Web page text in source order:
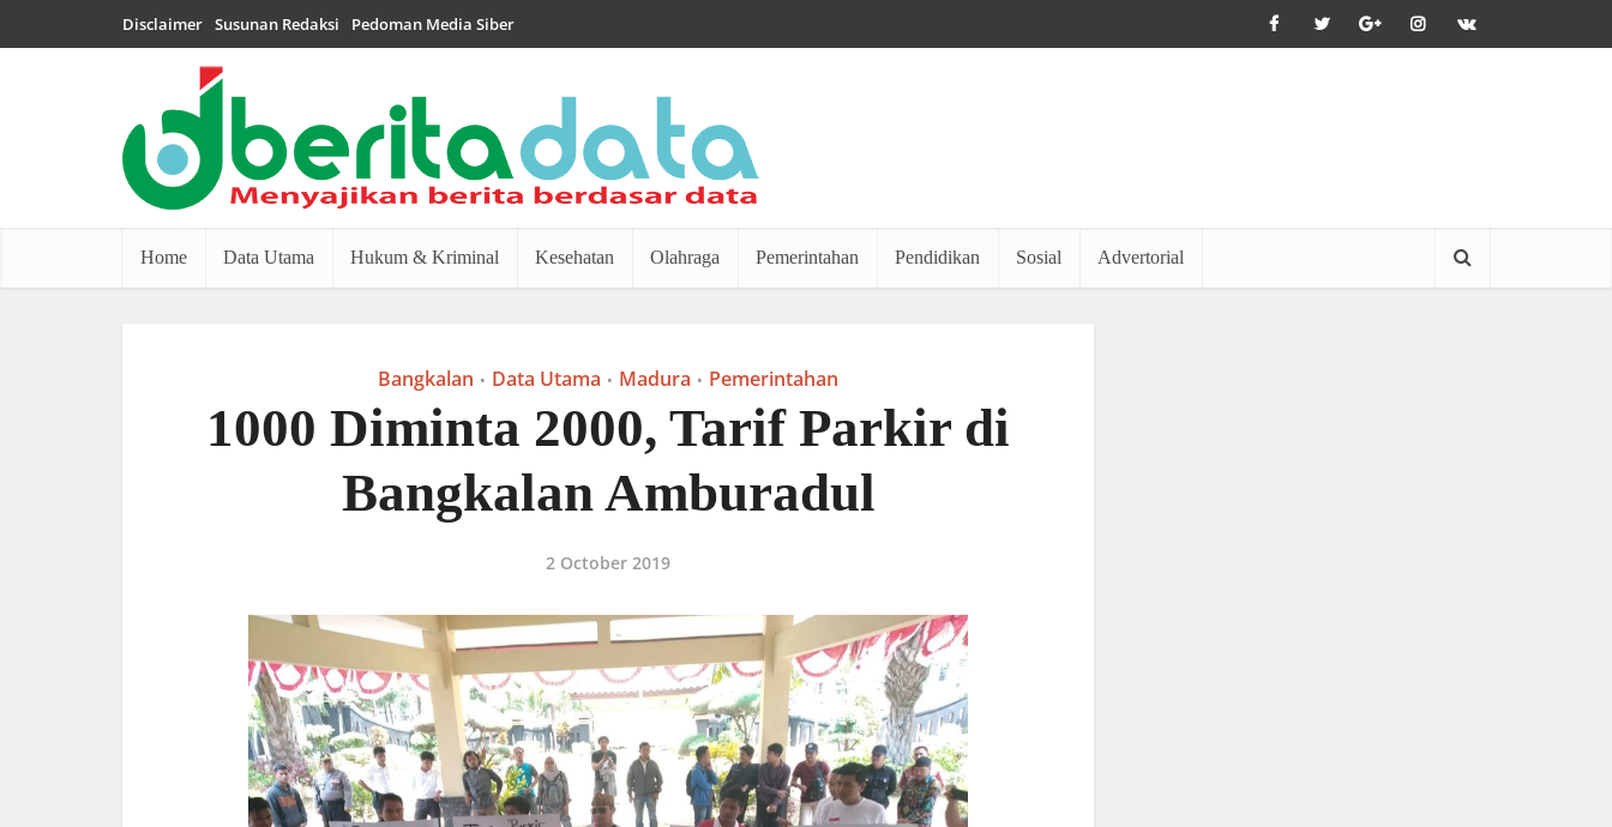
Disclaimer Susunan Redaksi Pedoman Media Siber
Home Data Utama Hukum & Kriminal Kesehatan Olahraga Pemerintahan Pendidikan Sosial Advertorial
Bangkalan • Data Utama • Madura • Pemerintahan
1000 Diminta 2000, Tarif Parkir di
Bangkalan Amburadul
2 October 2019